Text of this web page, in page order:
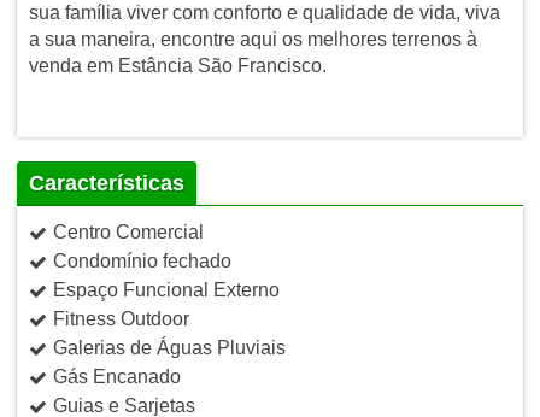
sua família viver com conforto e qualidade de vida, viva
a sua maneira, encontre aqui os melhores terrenos à
venda em Estância São Francisco.
Características
Centro Comercial
Condomínio fechado
Espaço Funcional Externo
Fitness Outdoor
Galerias de Águas Pluviais
Gás Encanado
Guias e Sarjetas